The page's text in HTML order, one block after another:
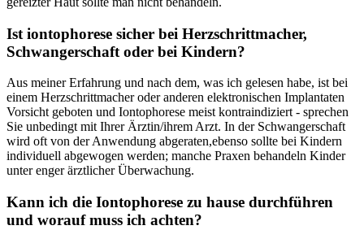
Ist iontophorese​ sicher bei Herzschrittmacher,​
Schwangerschaft oder bei Kindern?
Aus meiner Erfahrung⁢ und⁢ nach dem, was ‍ich gelesen habe, ist⁤ bei ​
einem Herzschrittmacher oder anderen ‍elektronischen Implantaten
Vorsicht⁤ geboten und Iontophorese meist kontraindiziert -⁤ sprechen
Sie unbedingt mit Ihrer Ärztin/ihrem Arzt. In der ⁢Schwangerschaft
wird oft von der​ Anwendung abgeraten,ebenso sollte bei​ Kindern
individuell abgewogen⁤ werden; manche Praxen behandeln⁤ Kinder
unter enger ärztlicher Überwachung.
Kann⁤ ich die Iontophorese zu hause durchführen‌
und worauf muss ich achten?